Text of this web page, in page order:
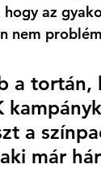
az
nem
a tortán,
a
már